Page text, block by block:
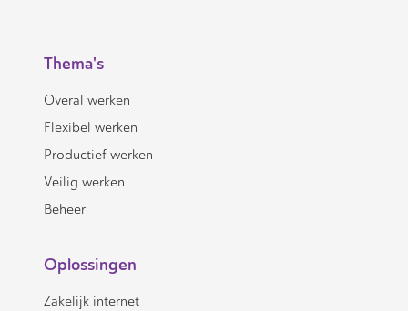
Thema's
Overal werken
Flexibel werken
Productief werken
Veilig werken
Beheer
Oplossingen
Zakelijk internet